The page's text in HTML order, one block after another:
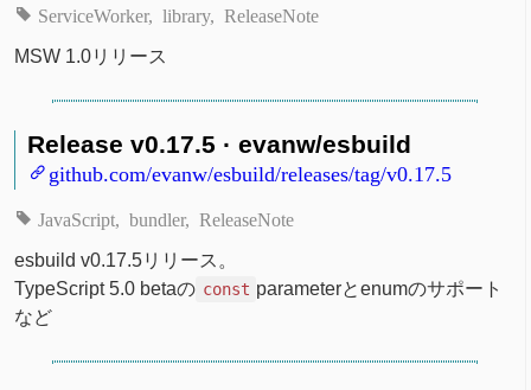
ServiceWorker library ReleaseNote
MSW 1.0リリース
Release v0.17.5 · evanw/esbuild
github.com/evanw/esbuild/releases/tag/v0.17.5
JavaScript bundler ReleaseNote
esbuild v0.17.5リリース。
TypeScript 5.0 betaの const parameterとenumのサポート
など